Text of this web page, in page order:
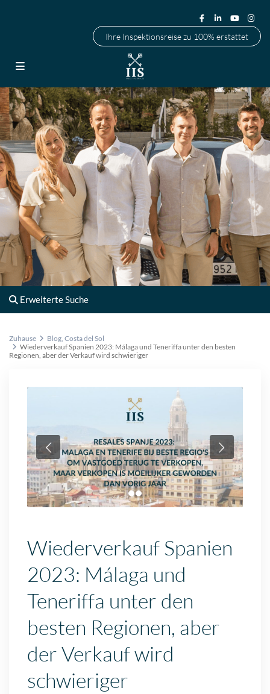
Ihre Inspektionsreise zu 100% erstattet
Erweiterte Suche
Zuhause Blog,Costa del Sol
Wiederverkauf Spanien 2023: Málaga und Teneriffa unter den besten
Regionen, aber der Verkauf wird schwieriger
Wiederverkauf Spanien
2023: Málaga und
Teneriffa unter den
besten Regionen, aber
der Verkauf wird
schwieriger